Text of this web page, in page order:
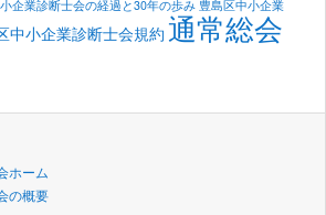
企業診断士会の経過と30年の歩み 豊島区中小企業
中小企業診断士会規約 通常総会
ホーム
の概要